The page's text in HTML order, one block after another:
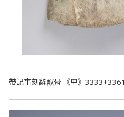
帶記事刻辭獸骨 《甲》3333+3361